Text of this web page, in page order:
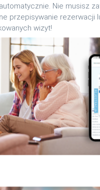
Nie musisz
przepisywanie rezerwacji
wizyt!